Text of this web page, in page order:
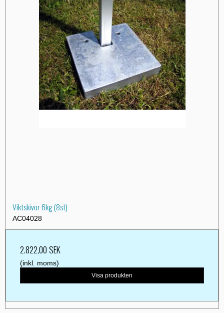
Viktskivor 6kg (8st)
AC04028
2.822,00 SEK
(inkl. moms)
Visa produkten